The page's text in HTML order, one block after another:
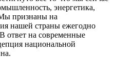
энергетика,
Мы признаны на
нашей страны ежегодно
ответ на современные
национальной